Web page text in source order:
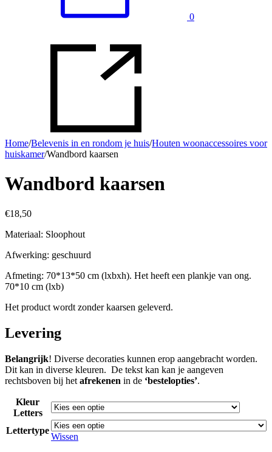
0
Home/Belevenis in en rondom je huis/Houten woonaccessoires voor
huiskamer/Wandbord kaarsen
Wandbord kaarsen
€18,50
Materiaal: Sloophout
Afwerking: geschuurd
Afmeting: 70*13*50 cm (lxbxh). Het heeft een plankje van ong.
70*10 cm (lxb)
Het product wordt zonder kaarsen geleverd.
Levering
Belangrijk! Diverse decoraties kunnen erop aangebracht worden.
Dit kan in diverse kleuren. De tekst kan kan je aangeven
rechtsboven bij het afrekenen in de ‘bestelopties’.
Kleur
Letters
Lettertype
Wissen